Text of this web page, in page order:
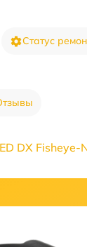
Статус
DX Fisheye-